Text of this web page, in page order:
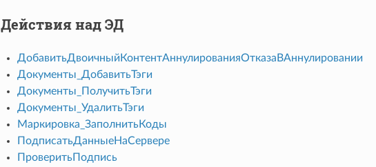
Действия над ЭД
ДобавитьДвоичныйКонтентАннулированияОтказаВАннулировании
Документы_ДобавитьТэги
Документы_ПолучитьТэги
Документы_УдалитьТэги
Маркировка_ЗаполнитьКоды
ПодписатьДанныеНаСервере
ПроверитьПодпись